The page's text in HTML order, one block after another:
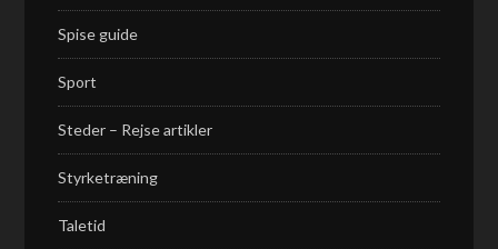
Spise guide
Sport
Steder – Rejse artikler
Styrketræning
Taletid